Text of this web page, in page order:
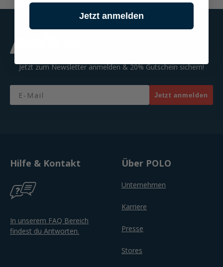
Jetzt zum Newsletter anmelden & 20% Gutschein sichern!
Email
Jetzt anmelden
Hilfe & Kontakt
In unserem FAQ Bereich
findest du Antworten.
Über POLO
Unternehmen
Karriere
Presse
Stores
Jetzt anmelden